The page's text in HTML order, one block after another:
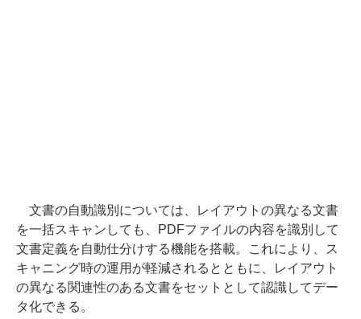
文書の自動識別については、レイアウトの異なる文書
を一括スキャンしても、PDFファイルの内容を識別して
文書定義を自動仕分けする機能を搭載。これにより、ス
キャニング時の運用が軽減されるとともに、レイアウト
の異なる関連性のある文書をセットとして認識してデー
タ化できる。